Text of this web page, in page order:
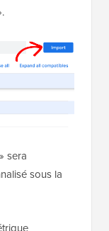
»
sous la